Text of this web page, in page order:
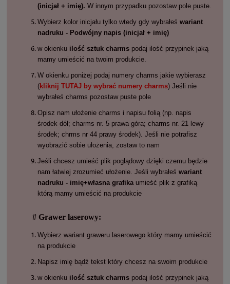
(inicjał + imię). W innym przypadku pozostaw pole puste.
Wybierz kolor inicjału tylko wtedy gdy wybrałeś wariant
nadruku - Podwójny napis (inicjał + imię)
w okienku ilość sztuk charms podaj ilość przypinek jaką
mamy umieścić na twoim produkcie.
W okienku poniżej podaj numery charms jakie wybierasz
(kliknij TUTAJ by wybrać numery charms) Jeśli nie
wybrałeś charms pozostaw puste pole
Opisz nam ułożenie charms i napisu folią (np. napis
środek dół; charms nr. 5 prawa góra; charms nr. 21 lewy
środek; chrms nr 44 prawy środek). Jeśli nie potrafisz
wyobrazić sobie ułożenia, zostaw to nam
Jeśli chcesz umieść plik poglądowy dzięki czemu będzie
nam łatwiej zrozumieć ułożenie. Jeśli wybrałeś wariant
nadruku - imię+własna grafika umieść plik z grafiką
którą mamy umieścić na produkcie
# Grawer laserowy:
Wybierz wariant graweru laserowego który mamy umieścić
na produkcie
Napisz imię bądź tekst który chcesz na swoim produkcie
w okienku ilość sztuk charms podaj ilość przypinek jaką